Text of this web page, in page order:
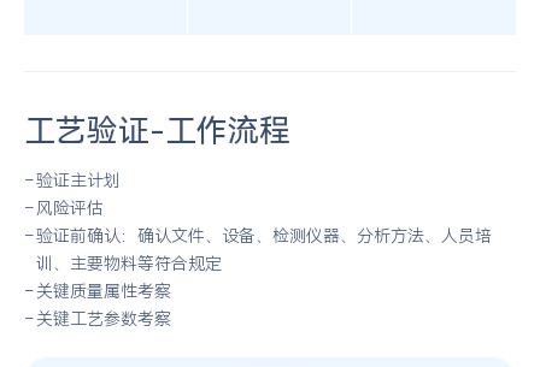
工艺验证-工作流程
验证主计划
风险评估
验证前确认：确认文件、设备、检测仪器、分析方法、人员培
训、主要物料等符合规定
关键质量属性考察
关键工艺参数考察